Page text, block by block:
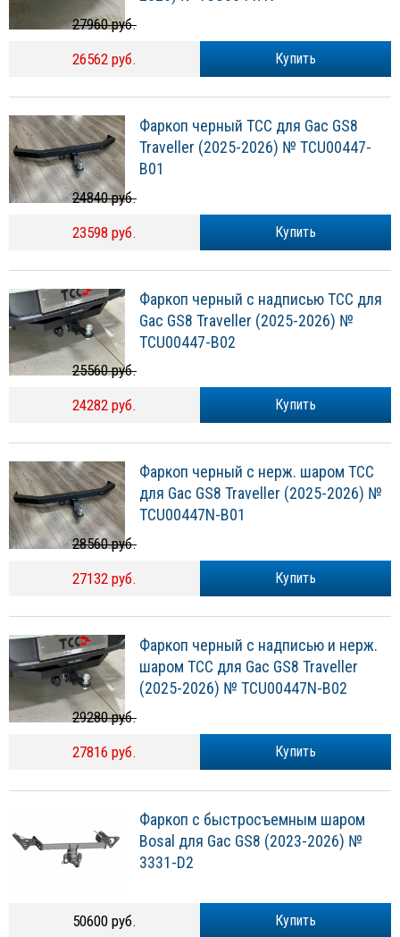
Купить
27960 руб.
26562 руб.
Фаркоп черный ТСС для Gac GS8
Traveller (2025-2026) № TCU00447-
B01
Купить
24840 руб.
23598 руб.
Фаркоп черный с надписью ТСС для
Gac GS8 Traveller (2025-2026) №
TCU00447-B02
Купить
25560 руб.
24282 руб.
Фаркоп черный с нерж. шаром ТСС
для Gac GS8 Traveller (2025-2026) №
TCU00447N-B01
Купить
28560 руб.
27132 руб.
Фаркоп черный с надписью и нерж.
шаром ТСС для Gac GS8 Traveller
(2025-2026) № TCU00447N-B02
Купить
29280 руб.
27816 руб.
Фаркоп с быстросъемным шаром
Bosal для Gac GS8 (2023-2026) №
3331-D2
Купить
50600 руб.